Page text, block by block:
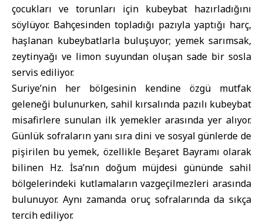
çocukları ve torunları için kubeybat hazırladığını
söylüyor. Bahçesinden topladığı pazıyla yaptığı harç,
haşlanan kubeybatlarla buluşuyor; yemek sarımsak,
zeytinyağı ve limon suyundan oluşan sade bir sosla
servis ediliyor.
Suriye’nin her bölgesinin kendine özgü mutfak
geleneği bulunurken, sahil kırsalında pazılı kubeybat
misafirlere sunulan ilk yemekler arasında yer alıyor.
Günlük sofraların yanı sıra dini ve sosyal günlerde de
pişirilen bu yemek, özellikle Beşaret Bayramı olarak
bilinen Hz. İsa’nın doğum müjdesi gününde sahil
bölgelerindeki kutlamaların vazgeçilmezleri arasında
bulunuyor. Aynı zamanda oruç sofralarında da sıkça
tercih ediliyor.